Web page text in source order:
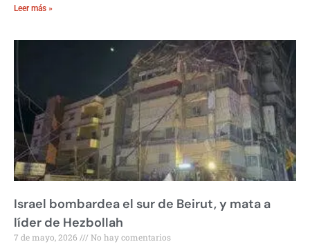
Leer más »
Israel bombardea el sur de Beirut, y mata a
líder de Hezbollah
7 de mayo, 2026 No hay comentarios